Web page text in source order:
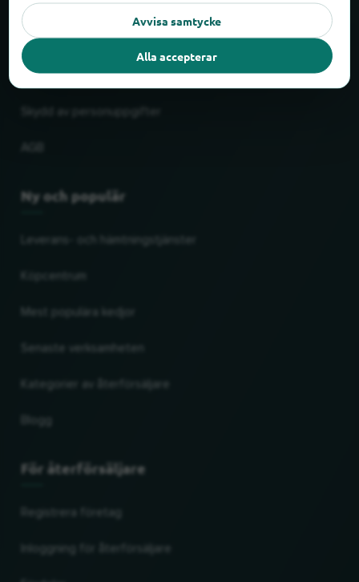
Rättslig
Tryck
Ny och populär
Leverans- och hämtningstjänster
Senaste verksamheten
För återförsäljare
Inloggning för återförsäljare
Avvisa samtycke
Alla accepterar